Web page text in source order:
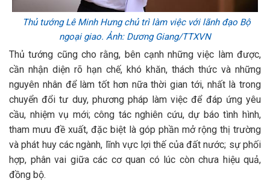
Thủ tướng Lê Minh Hưng chủ trì làm việc với lãnh đạo Bộ
ngoại giao. Ảnh: Dương Giang/TTXVN
Thủ tướng cũng cho rằng, bên cạnh những việc làm được,
cần nhận diện rõ hạn chế, khó khăn, thách thức và những
nguyên nhân để làm tốt hơn nữa thời gian tới, nhất là trong
chuyển đổi tư duy, phương pháp làm việc để đáp ứng yêu
cầu, nhiệm vụ mới; công tác nghiên cứu, dự báo tình hình,
tham mưu đề xuất, đặc biệt là góp phần mở rộng thị trường
và phát huy các ngành, lĩnh vực lợi thế của đất nước; sự phối
hợp, phân vai giữa các cơ quan có lúc còn chưa hiệu quả,
đồng bộ.